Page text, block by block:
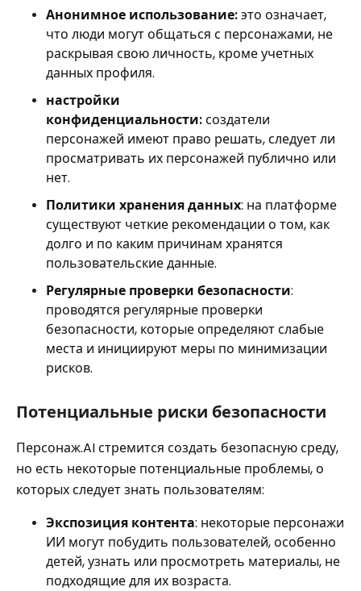
Анонимное использование:это означает,
что люди могут общаться с персонажами, не
раскрывая свою личность, кроме учетных
данных профиля.
настройки
конфиденциальности:создатели
персонажей имеют право решать, следует ли
просматривать их персонажей публично или
нет.
Политики хранения данных: на платформе
существуют четкие рекомендации о том, как
долго и по каким причинам хранятся
пользовательские данные.
Регулярные проверки безопасности:
проводятся регулярные проверки
безопасности, которые определяют слабые
места и инициируют меры по минимизации
рисков.
Потенциальные риски безопасности
Персонаж.AI стремится создать безопасную среду,
но есть некоторые потенциальные проблемы, о
которых следует знать пользователям:
Экспозиция контента: некоторые персонажи
ИИ могут побудить пользователей, особенно
детей, узнать или просмотреть материалы, не
подходящие для их возраста.